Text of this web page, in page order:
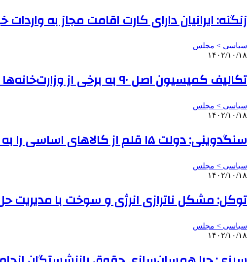
زنگنه: ایرانیان دارای کارت اقامت مجاز به
سیاسی > مجلس
۱۴۰۲/۱۰/۱۸
تکالیف کمیسیون اصل ۹۰ به برخی از وزارت‌خانه‌ها برای تسریع در صدور مجوزها
سیاسی > مجلس
۱۴۰۲/۱۰/۱۸
سنگدوینی: دولت ۱۵ قلم از کالاهای اساسی را به دهک‌های پایین جامعه اختصاص دهد
سیاسی > مجلس
۱۴۰۲/۱۰/۱۸
توکل: مشکل ناترازی انرژی و سوخت با
سیاسی > مجلس
۱۴۰۲/۱۰/۱۸